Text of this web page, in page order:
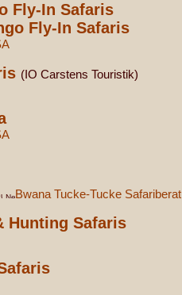
Fly-In Safaris
Fly-In Safaris
(IO Carstens Touristik)
Bwana Tucke-Tucke
Hunting Safaris